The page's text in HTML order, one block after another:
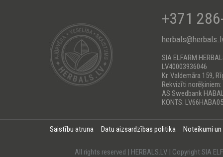
+371
SIA ELFARM
LV40003936046
Kr. Valdemāra 159,
Rekvizīti norēķiniem:
AS Swedbank
KONTS:
Saistību atruna Datu aizsardzības politika Noteikumi
All rights reserved | HERBALS.LV | Copyright SIA